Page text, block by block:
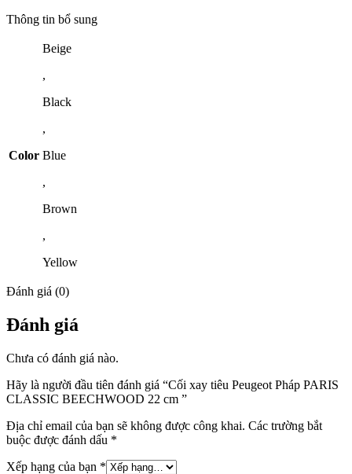
Thông tin bổ sung
Color
Beige
,
Black
,
Blue
,
Brown
,
Yellow
Đánh giá (0)
Đánh giá
Chưa có đánh giá nào.
Hãy là người đầu tiên đánh giá “Cối xay tiêu Peugeot Pháp PARIS
CLASSIC BEECHWOOD 22 cm ”
Địa chỉ email của bạn sẽ không được công khai. Các trường bắt
buộc được đánh dấu *
Xếp hạng của bạn *